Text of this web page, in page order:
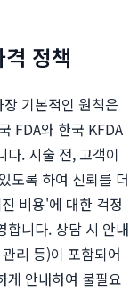
정책
기본적인 원칙은
FDA와 한국 KFDA
다. 시술 전, 고객이
도록 하여 신뢰를 더
비용'에 대한 걱정
합니다. 상담 시 안내
리 등)이 포함되어
게 안내하여 불필요